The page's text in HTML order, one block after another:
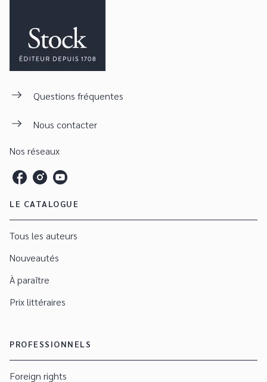
Questions fréquentes
Nous contacter
Nos réseaux
LE CATALOGUE
Tous les auteurs
Nouveautés
À paraître
Prix littéraires
PROFESSIONNELS
Foreign rights